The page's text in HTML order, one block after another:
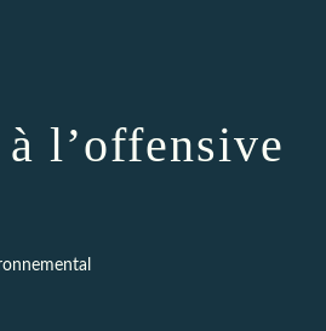
l’offensive